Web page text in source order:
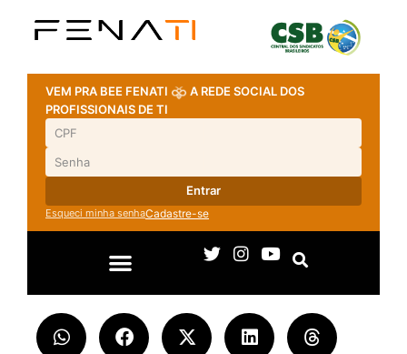
VEM PRA BEE FENATI
A REDE SOCIAL DOS
PROFISSIONAIS DE TI
Entrar
Esqueci minha senhaCadastre-se